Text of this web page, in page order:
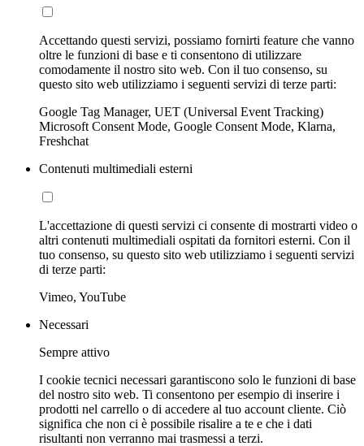
Accettando questi servizi, possiamo fornirti feature che vanno
oltre le funzioni di base e ti consentono di utilizzare
comodamente il nostro sito web. Con il tuo consenso, su
questo sito web utilizziamo i seguenti servizi di terze parti:
Google Tag Manager, UET (Universal Event Tracking)
Microsoft Consent Mode, Google Consent Mode, Klarna,
Freshchat
Contenuti multimediali esterni
L'accettazione di questi servizi ci consente di mostrarti video o
altri contenuti multimediali ospitati da fornitori esterni. Con il
tuo consenso, su questo sito web utilizziamo i seguenti servizi
di terze parti:
Vimeo, YouTube
Necessari
Sempre attivo
I cookie tecnici necessari garantiscono solo le funzioni di base
del nostro sito web. Ti consentono per esempio di inserire i
prodotti nel carrello o di accedere al tuo account cliente. Ciò
significa che non ci è possibile risalire a te e che i dati
risultanti non verranno mai trasmessi a terzi.